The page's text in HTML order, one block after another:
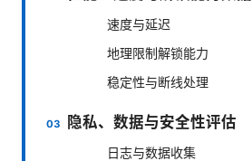
速度与延迟
地理限制解锁能力
稳定性与断线处理
隐私、数据与安全性评估
日志与数据收集